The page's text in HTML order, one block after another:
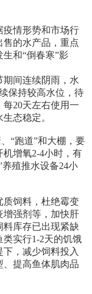
疫情形势和市场行
的水产品，重点
和“倒春寒”影
期间连续阴雨，水
保持较高水位，待
20天左右使用一
态稳定。
“跑道”和大棚，要
增氧2-4小时，有
殖推水设备24小
质饲料，杜绝霉变
增强剂等，加快肝
料库存已出现紧缺
实行1-2天的饥饿
，减少饲料投入
提高鱼体肌肉品